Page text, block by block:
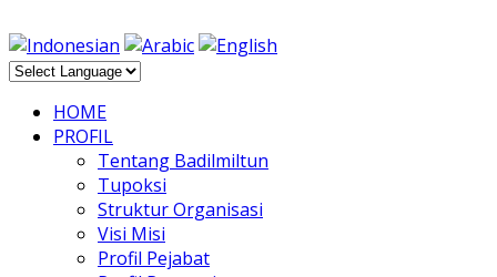
HOME
PROFIL
Tentang Badilmiltun
Tupoksi
Struktur Organisasi
Visi Misi
Profil Pejabat